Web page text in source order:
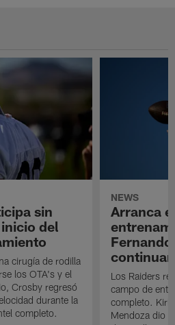
sin
del
cirugía de rodilla
los OTA's y el
Crosby regresó
durante la
completo.
NEWS
Arranca
Los Raiders
campo de
completo. Kirk
Mendoza dio